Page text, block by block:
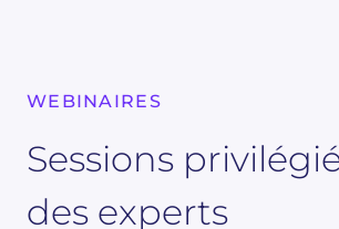
WEBINAIRES
Sessions
des experts